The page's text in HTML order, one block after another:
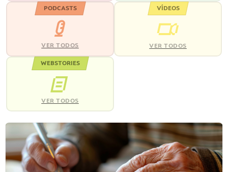
PODCASTS
VER TODOS
VÍDEOS
VER TODOS
WEBSTORIES
VER TODOS